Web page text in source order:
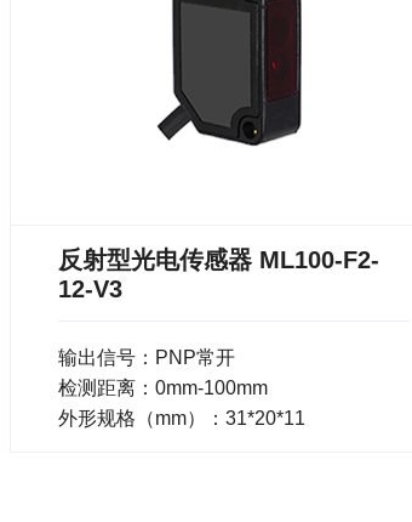
反射型光电传感器 ML100-F2-
12-V3
输出信号：PNP常开
检测距离：0mm-100mm
外形规格（mm）：31*20*11